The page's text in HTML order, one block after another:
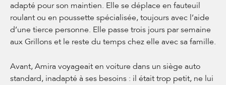
adapté pour son maintien. Elle se déplace en fauteuil
roulant ou en poussette spécialisée, toujours avec l’aide
d’une tierce personne. Elle passe trois jours par semaine
aux Grillons et le reste du temps chez elle avec sa famille.
Avant, Amira voyageait en voiture dans un siège auto
standard, inadapté à ses besoins : il était trop petit, ne lui